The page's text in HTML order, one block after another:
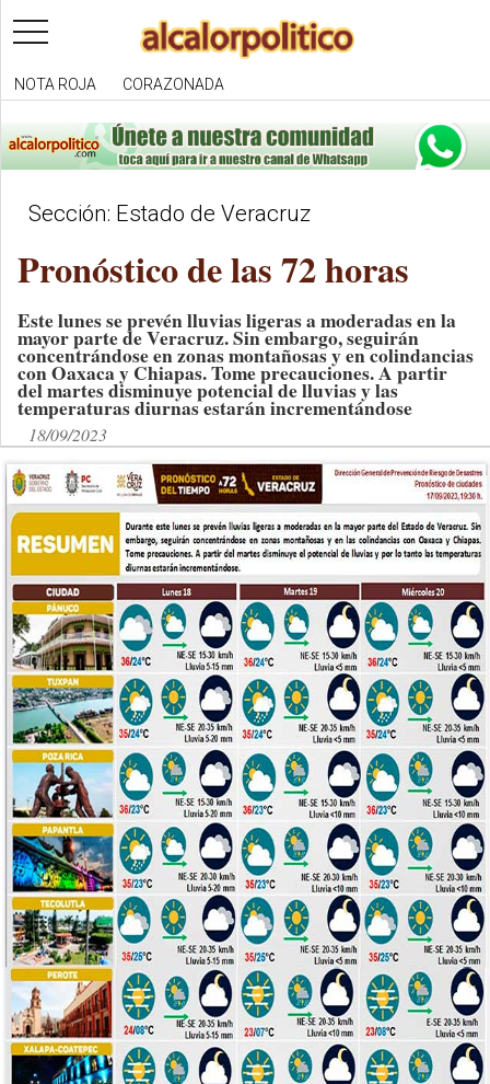
toggle
navigation
NOTA ROJA CORAZONADA
Sección: Estado de Veracruz
Pronóstico de las 72 horas
Este lunes se prevén lluvias ligeras a moderadas en la
mayor parte de Veracruz. Sin embargo, seguirán
concentrándose en zonas montañosas y en colindancias
con Oaxaca y Chiapas. Tome precauciones. A partir
del martes disminuye potencial de lluvias y las
temperaturas diurnas estarán incrementándose
18/09/2023